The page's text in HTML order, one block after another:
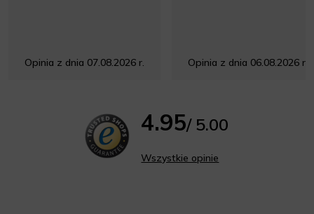
Opinia z dnia 07.08.2026 r. Opinia z dnia 06.08.2026 r.
4.95/ 5.00
Wszystkie opinie